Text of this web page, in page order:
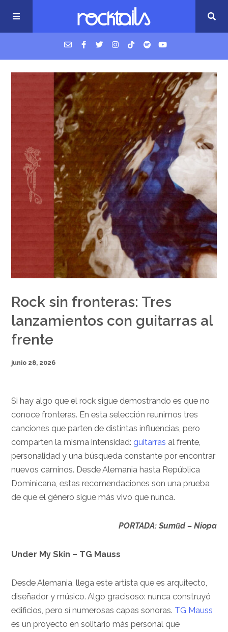
USM Podcast
Cigarrillos en la cama
Música nueva
Rock sin fronteras: Tres
lanzamientos con guitarras al
frente
junio 28, 2026
Si hay algo que el rock sigue demostrando es que no
conoce fronteras. En esta selección reunimos tres
canciones que parten de distintas influencias, pero
comparten la misma intensidad:guitarras al frente,
personalidad y una búsqueda constante por encontrar
nuevos caminos. Desde Alemania hasta República
Dominicana, estas recomendaciones son una prueba
de que el género sigue más vivo que nunca.
PORTADA: Sumūd – Niopa
Under My Skin – TG Mauss
Desde Alemania, llega este artista que es arquitecto,
diseñador y músico. Algo gracisoso: nunca construyó
edificios, pero sí numerosas capas sonoras. TG Mauss
es un proyecto en solitario más personal que